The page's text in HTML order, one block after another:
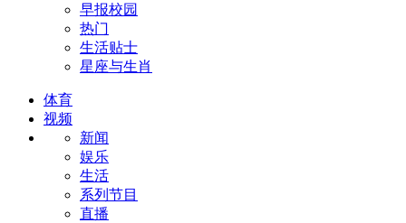
早报校园
热门
生活贴士
星座与生肖
体育
视频
新闻
娱乐
生活
系列节目
直播